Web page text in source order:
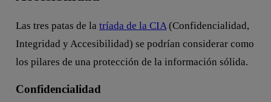
Las tres patas de la tríada de la CIA(Confidencialidad,
Integridad y Accesibilidad) se podrían considerar como
los pilares de una protección de la información sólida.
Confidencialidad